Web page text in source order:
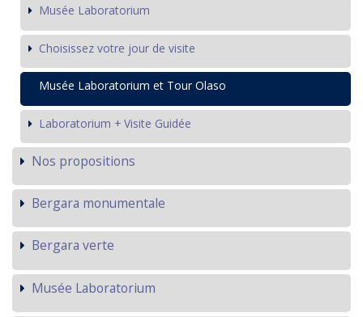
Musée Laboratorium
Choisissez votre jour de visite
Musée Laboratorium et Tour Olaso
Laboratorium + Visite Guidée
Nos propositions
Bergara monumentale
Bergara verte
Musée Laboratorium